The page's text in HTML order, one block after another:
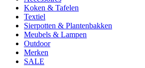
Koken & Tafelen
Textiel
Sierpotten & Plantenbakken
Meubels & Lampen
Outdoor
Merken
SALE